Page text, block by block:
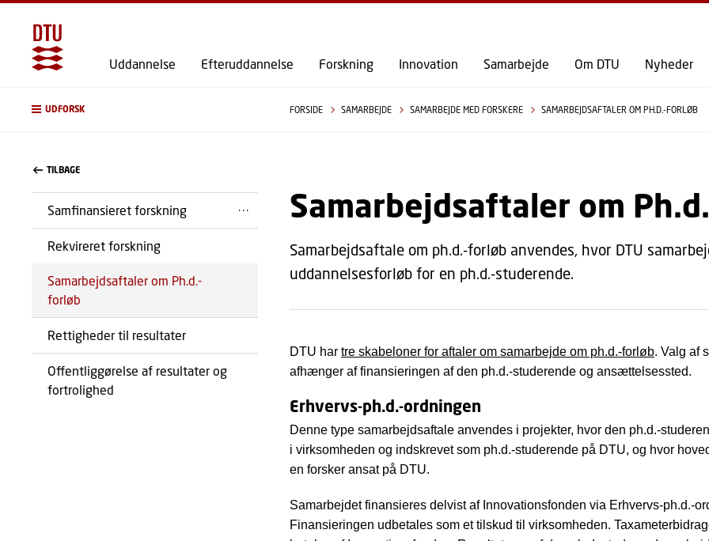
GÅ TIL PRIMÆRT INDHOLD (TRYK ENTER).
Uddannelse Efteruddannelse Forskning Innovation Samarbejde Om DTU Nyheder
UDFORSK FORSIDE SAMARBEJDE SAMARBEJDE MED FORSKERE SAMARBEJDSAFTALER OM PH.D.-FORLØB
TILBAGE
Samfinansieret forskning
Rekvireret forskning
Samarbejdsaftaler om Ph.d.-
forløb
Rettigheder til resultater
Offentliggørelse af resultater og
fortrolighed
Samarbejdsaftaler om
Samarbejdsaftale om ph.d.-forløb anvendes, hvor DTU
uddannelsesforløb for en ph.d.-studerende.
DTU har tre skabeloner for aftaler om samarbejde om ph.d.-forløb. Valg af
afhænger af finansieringen af den ph.d.-studerende og ansættelsessted.
Erhvervs-ph.d.-ordningen
Denne type samarbejdsaftale anvendes i projekter, hvor den ph.d.-
i virksomheden og indskrevet som ph.d.-studerende på DTU, og hvor
en forsker ansat på DTU.
Samarbejdet finansieres delvist af Innovationsfonden via Erhvervs-ph.d.-
Finansieringen udbetales som et tilskud til virksomheden.